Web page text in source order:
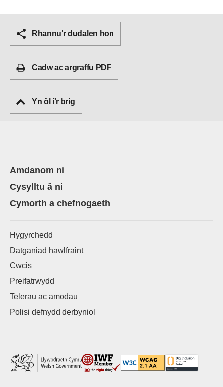
Rhannu’r dudalen hon
Cadw ac argraffu PDF
Yn ôl i'r brig
Amdanom ni
Cysylltu â ni
Cymorth a chefnogaeth
Hygyrchedd
Datganiad hawlfraint
Cwcis
Preifatrwydd
Telerau ac amodau
Polisi defnydd derbyniol